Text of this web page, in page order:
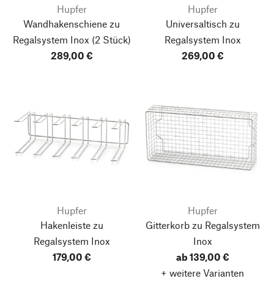
Hupfer
Wandhakenschiene zu
Regalsystem Inox (2 Stück)
289,00 €
Hupfer
Universaltisch zu
Regalsystem Inox
269,00 €
Hupfer
Hakenleiste zu
Regalsystem Inox
179,00 €
Hupfer
Gitterkorb zu Regalsystem
Inox
ab 139,00 €
+ weitere Varianten